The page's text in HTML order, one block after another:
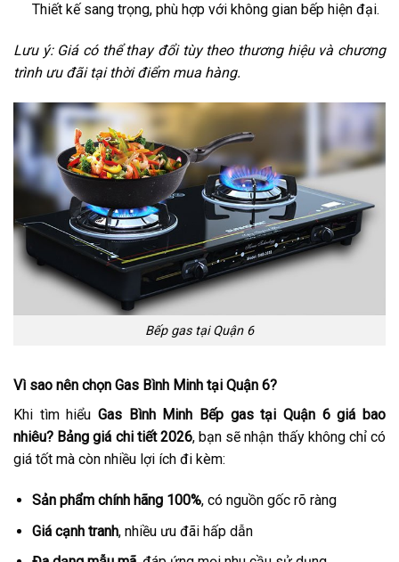
Thiết kế sang trọng, phù hợp với không gian bếp hiện đại.
Lưu ý: Giá có thể thay đổi tùy theo thương hiệu và chương
trình ưu đãi tại thời điểm mua hàng.
Bếp gas tại Quận 6
Vì sao nên chọn Gas Bình Minh tại Quận 6?
Khi tìm hiểu Gas Bình Minh Bếp gas tại Quận 6 giá bao
nhiêu? Bảng giá chi tiết 2026, bạn sẽ nhận thấy không chỉ có
giá tốt mà còn nhiều lợi ích đi kèm:
Sản phẩm chính hãng 100%, có nguồn gốc rõ ràng
Giá cạnh tranh, nhiều ưu đãi hấp dẫn